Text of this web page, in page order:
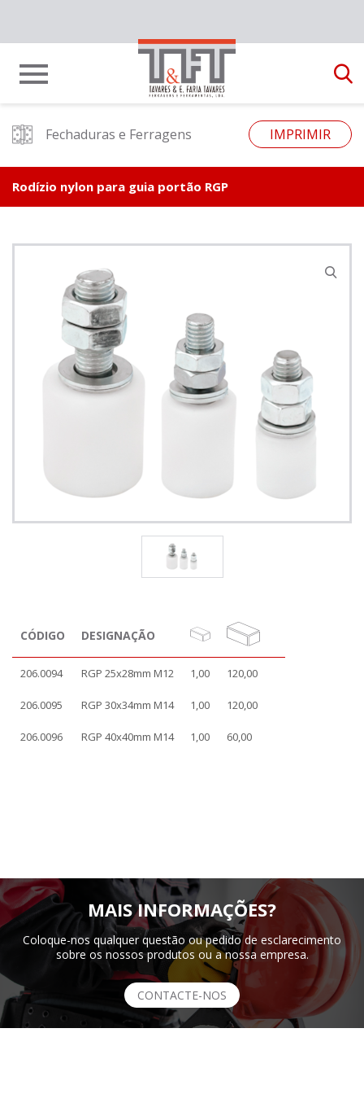
Fechaduras e Ferragens IMPRIMIR
Rodízio nylon para guia portão RGP
CÓDIGO DESIGNAÇÃO
206.0094 RGP 25x28mm M12 1,00 120,00
206.0095 RGP 30x34mm M14 1,00 120,00
206.0096 RGP 40x40mm M14 1,00 60,00
MAIS INFORMAÇÕES?
Coloque-nos qualquer questão ou pedido de esclarecimento
sobre os nossos produtos ou a nossa empresa.
CONTACTE-NOS